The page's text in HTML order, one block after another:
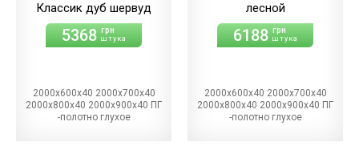
Классик дуб шервуд
5368 грн
штука
2000х600х40 2000х700х40
2000х800х40 2000х900х40 ПГ
-полотно глухое
лесной
6188 грн
штука
2000х600х40 2000х700х40
2000х800х40 2000х900х40 ПГ
-полотно глухое